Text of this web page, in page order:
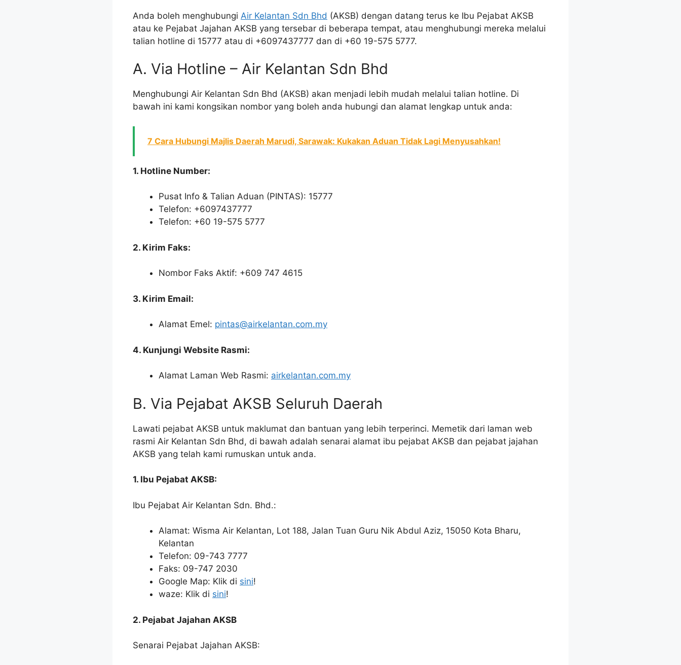
Anda boleh menghubungi Air Kelantan Sdn Bhd (AKSB) dengan datang terus ke Ibu Pejabat AKSB
atau ke Pejabat Jajahan AKSB yang tersebar di beberapa tempat, atau menghubungi mereka melalui
talian hotline di 15777 atau di +6097437777 dan di +60 19-575 5777.
A. Via Hotline – Air Kelantan Sdn Bhd
Menghubungi Air Kelantan Sdn Bhd (AKSB) akan menjadi lebih mudah melalui talian hotline. Di
bawah ini kami kongsikan nombor yang boleh anda hubungi dan alamat lengkap untuk anda:
7 Cara Hubungi Majlis Daerah Marudi, Sarawak: Kukakan Aduan Tidak Lagi Menyusahkan!
1. Hotline Number:
Pusat Info & Talian Aduan (PINTAS): 15777
Telefon: +6097437777
Telefon: +60 19-575 5777
2. Kirim Faks:
Nombor Faks Aktif: +609 747 4615
3. Kirim Email:
Alamat Emel: pintas@airkelantan.com.my
4. Kunjungi Website Rasmi:
Alamat Laman Web Rasmi: airkelantan.com.my
B. Via Pejabat AKSB Seluruh Daerah
Lawati pejabat AKSB untuk maklumat dan bantuan yang lebih terperinci. Memetik dari laman web
rasmi Air Kelantan Sdn Bhd, di bawah adalah senarai alamat ibu pejabat AKSB dan pejabat jajahan
AKSB yang telah kami rumuskan untuk anda.
1. Ibu Pejabat AKSB:
Ibu Pejabat Air Kelantan Sdn. Bhd.:
Alamat: Wisma Air Kelantan, Lot 188, Jalan Tuan Guru Nik Abdul Aziz, 15050 Kota Bharu,
Kelantan
Telefon: 09-743 7777
Faks: 09-747 2030
Google Map: Klik di sini!
waze: Klik di sini!
2. Pejabat Jajahan AKSB
Senarai Pejabat Jajahan AKSB: